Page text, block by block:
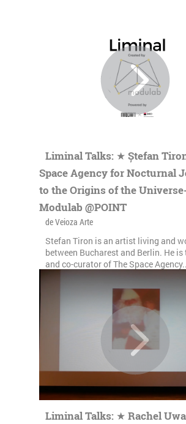
Liminal Talks: ★ Ștefan
Space Agency for Nocturnal
to the Origins of the
Modulab @POINT
de Veioza Arte
Stefan Tiron is an artist living and
between Bucharest and Berlin. He
and co-curator of The Space
Liminal Talks: ★ Rachel